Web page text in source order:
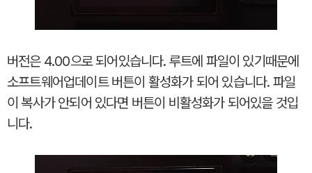
버전은 4.00으로 되어있습니다. 루트에 파일이 있기때문에
소프트웨어업데이트 버튼이 활성화가 되어 있습니다. 파일
이 복사가 안되어 있다면 버튼이 비활성화가 되어있을 것입
니다.